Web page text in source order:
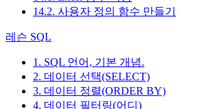
14.2. 사용자 정의 함수 만들기
레슨 SQL
1. SQL 언어, 기본 개념.
2. 데이터 선택(SELECT)
3. 데이터 정렬(ORDER BY)
4. 데이터 필터링(어디)